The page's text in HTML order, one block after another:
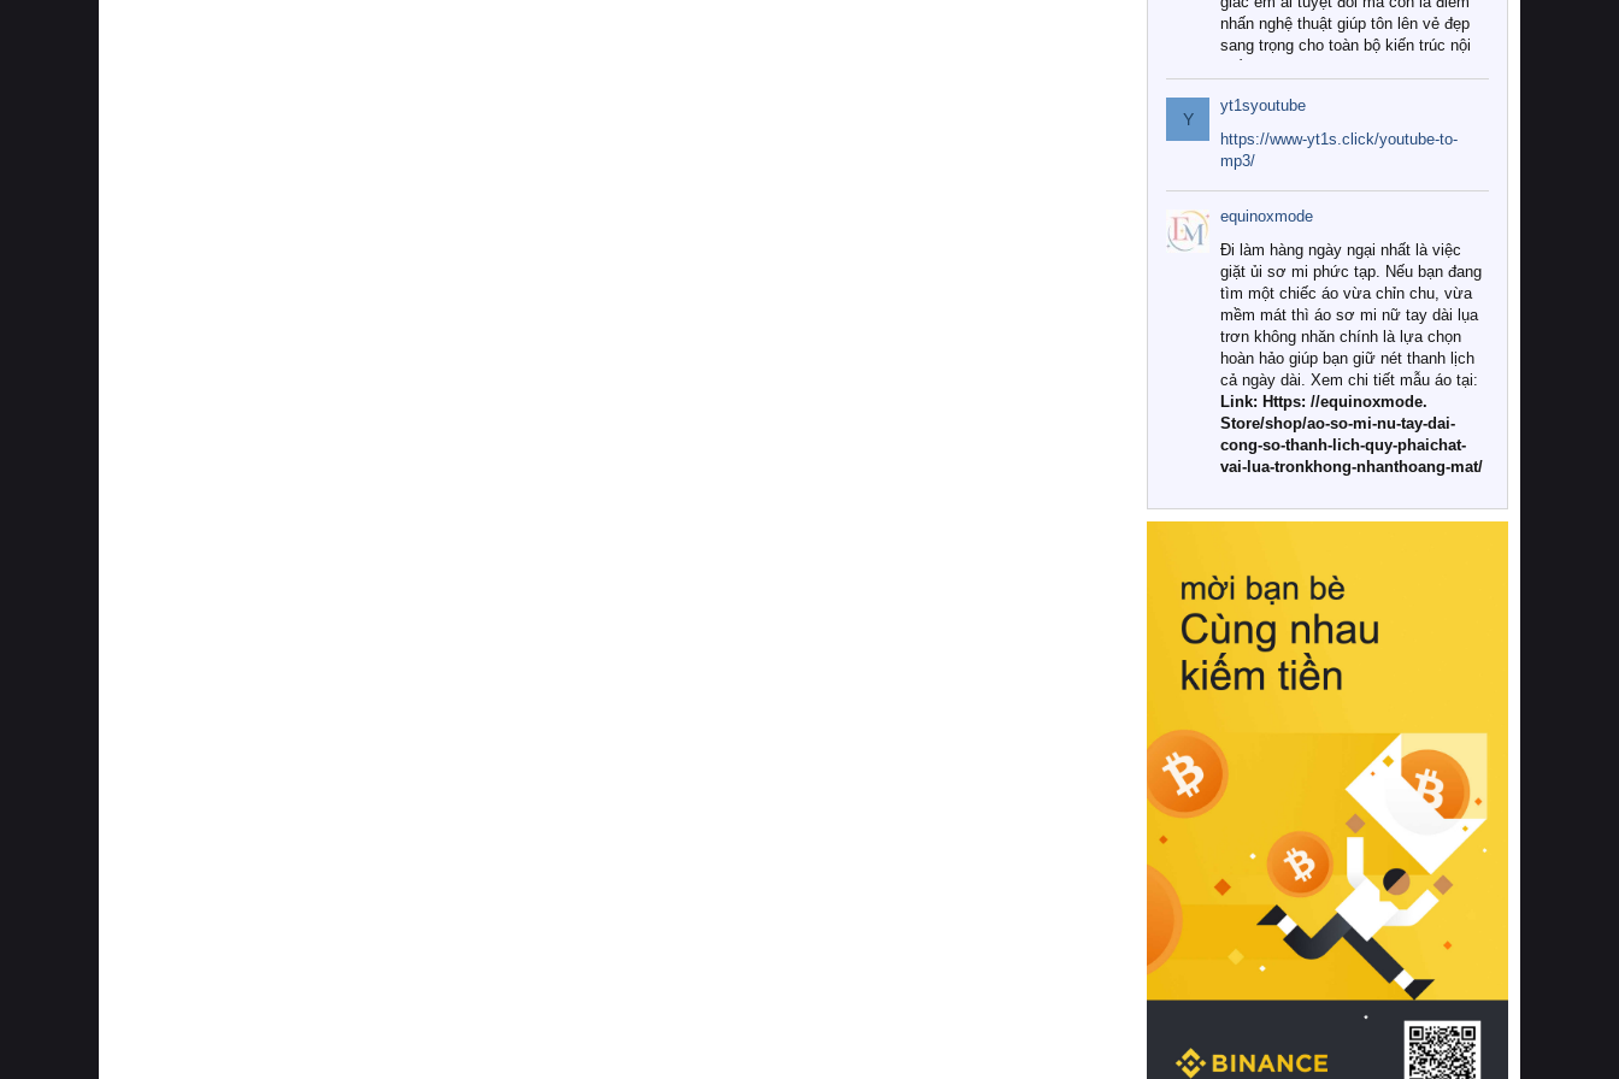
nhấn nghệ thuật giúp tôn lên vẻ đẹp
sang trọng cho toàn bộ kiến trúc nội
Tuy nhiên, giữa thị trường đa dạng
với vô vàn thương hiệu và mẫu mã
như hiện nay, làm thế nào để chọn
được những bộ chăn ga gối đệm cao
cấp thực sự chất lượng, phù hợp với
khí hậu và nhu cầu sử dụng của gia
đình? Hãy cùng chúng tôi đi tìm lời
giải đáp chi tiết qua bài viết dưới đây.
1. Tại sao các gia đình hiện đại lại ưa
chuộng chăn ga gối đệm cao cấp?
Khác với các dòng sản phẩm thông
thường, những bộ chăn ga gối đệm
cao cấp trải qua quy trình sản xuất
nghiêm ngặt từ khâu chọn lọc nguyên
liệu tự nhiên đến công nghệ dệt
nhuộm hiện đại không chứa hóa chất
này, bạn sẽ cảm nhận rõ rệt sự khác
hồi chuẩn xác của phần đệm nâng đỡ
cột sống.
Bên cạnh đó, việc lựa chọn các dòng
sản phẩm đạt chuẩn chất lượng quốc
tế còn giúp ngăn ngừa tình trạng kích
khuẩn và nấm mốc trong điều kiện
thời tiết nóng ẩm. Bạn có thể tìm hiểu
thêm các nghiên cứu khoa học về tác
động của giấc ngủ và môi trường
phòng ngủ đối với sức khỏe con
người tại Sleep Foundation (External
Link) để có cái nhìn toàn diện hơn.
2. Các tiêu chí vàng khi lựa chọn
chăn ga gối đệm cao cấp cho phòng
ngủ
Để sở hữu một bộ chăn ga gối đệm
cao cấp hoàn hảo cả về thẩm mỹ lẫn
công năng, người tiêu dùng cần cân
nhắc kỹ lưỡng các tiêu chí quan trọng
Y
yt1syoutube
https://www-yt1s.click/youtube-to-
mp3/
equinoxmode
Đi làm hàng ngày ngại nhất là việc
giặt ủi sơ mi phức tạp. Nếu bạn đang
tìm một chiếc áo vừa chỉn chu, vừa
mềm mát thì áo sơ mi nữ tay dài lụa
trơn không nhăn chính là lựa chọn
hoàn hảo giúp bạn giữ nét thanh lịch
cả ngày dài. Xem chi tiết mẫu áo tại:
Link: Https: //equinoxmode.
Store/shop/ao-so-mi-nu-tay-dai-
cong-so-thanh-lich-quy-phaichat-
vai-lua-tronkhong-nhanthoang-mat/